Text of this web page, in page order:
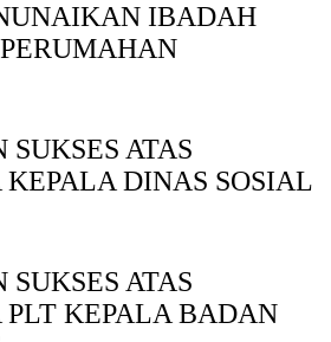
IBADAH
ATAS
DINAS SOSIAL
ATAS
KEPALA BADAN